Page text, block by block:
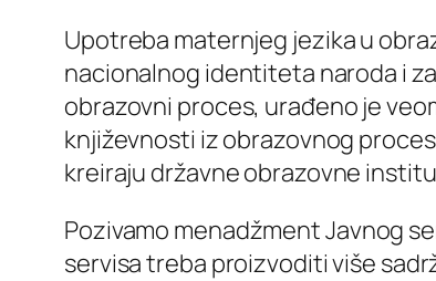
Upotreba maternjeg jezika u
nacionalnog identiteta naroda i
obrazovni proces, urađeno je
književnosti iz obrazovnog
kreiraju državne obrazovne
Pozivamo menadžment Javnog
servisa treba proizvoditi više